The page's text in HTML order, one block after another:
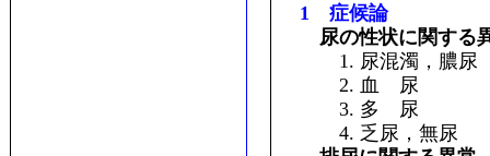
1 症候論
尿の性状に関する
1. 尿混濁，膿尿
2. 血 尿
3. 多 尿
4. 乏尿，無尿